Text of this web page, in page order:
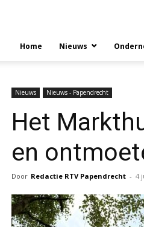
Home Nieuws
Nieuws Nieuws - Papendrecht
Het
en
Door Redactie RTV Papendrecht - 4